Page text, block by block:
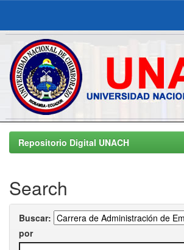
Skip
navigationRepositorio Digital UNACH
Search
Buscar:
por